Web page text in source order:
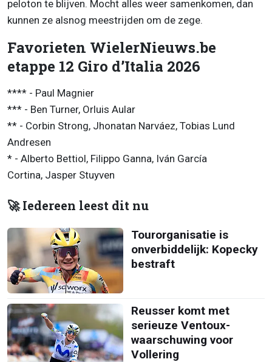
peloton te blijven. Mocht alles weer samenkomen, dan
kunnen ze alsnog meestrijden om de zege.
Favorieten WielerNieuws.be
etappe 12 Giro d’Italia 2026
**** - Paul Magnier
*** - Ben Turner, Orluis Aular
** - Corbin Strong, Jhonatan Narváez, Tobias Lund
Andresen
* - Alberto Bettiol, Filippo Ganna, Iván García
Cortina, Jasper Stuyven
🚀 Iedereen leest dit nu
Tourorganisatie is
onverbiddelijk: Kopecky
bestraft
Reusser komt met
serieuze Ventoux-
waarschuwing voor
Vollering